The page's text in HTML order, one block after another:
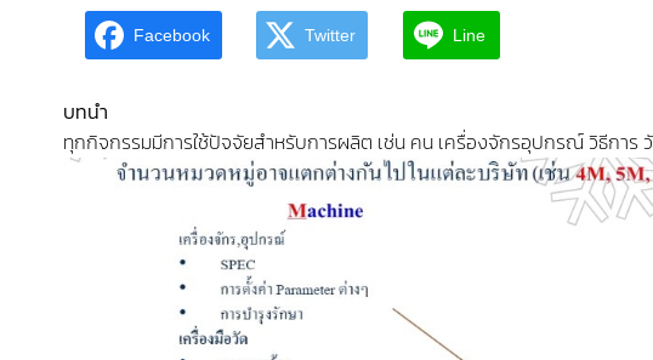
Facebook Twitter Line
บทนำ
ทุกกิจกรรมมีการใช้ปัจจัยสำหรับการผลิต เช่น คน เครื่องจักรอุปกรณ์ วิธีการ